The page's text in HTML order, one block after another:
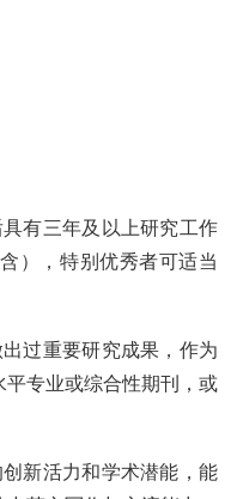
有三年及以上研究工作
），特别优秀者可适当
过重要研究成果，作为
专业或综合性期刊，或
新活力和学术潜能，能